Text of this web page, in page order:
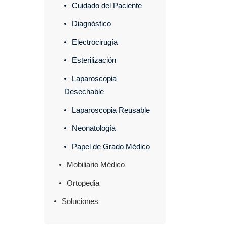
Cuidado del Paciente
Diagnóstico
Electrocirugía
Esterilización
Laparoscopia
Desechable
Laparoscopia Reusable
Neonatología
Papel de Grado Médico
Mobiliario Médico
Ortopedia
Soluciones